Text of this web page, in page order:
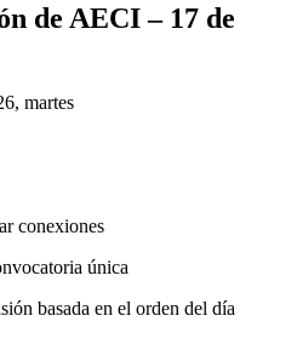
de AECI – 17 de
martes
conexiones
única
basada en el orden del día